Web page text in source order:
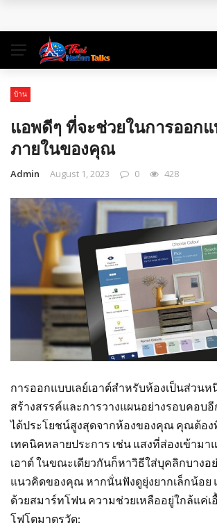
คู่มือท่องเที่ยว สำหรับแบ็คแพ็คเกอร์ลุยเดี่ยว
จองตั๋วสุราษฎร์ธานีแล้วออกลุยไปกับ 3 ที่เที่
บ้าน
แอพดีๆ ที่จะช่วยในการออก
ภายในของคุณ
Admin August 1, 2023 0 428
การออกแบบเลย์เอาต์สำหรับห้องเป็นส่วน
สร้างสรรค์และการวางแผนอย่างรอบคอบ
ได้ประโยชน์สูงสุดจากห้องของคุณ คุณต้อ
เทคนิคหลายประการ เช่น แสงที่ส่องเข้ามา
เอาต์ ในขณะเดียวกันก็หาวิธีใส่บุคลิกบางอ
แนวคิดของคุณ หากนั่นฟังดูยุ่งยากเล็กน้อย
ด้วยสมาร์ทโฟน ความช่วยเหลืออยู่ใกล้แค่เ
โฟโตมาตรวัด: